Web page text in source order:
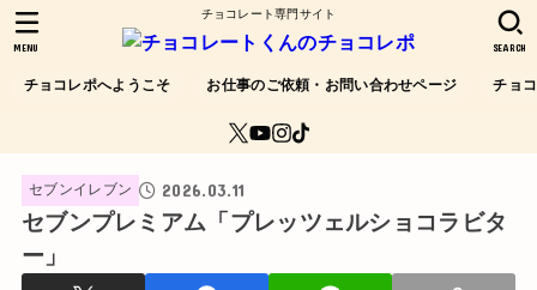
チョコレート専門サイト
チョコレポへようこそ お仕事のご依頼・お問い合わせページ チョ
SEARCH
MENU
セブンイレブン 2026.03.11
セブンプレミアム「プレッツェルショコラビタ
ー」